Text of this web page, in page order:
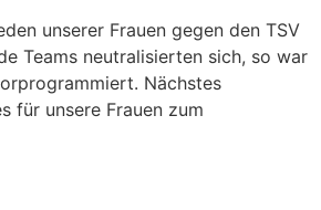
unserer Frauen gegen den TSV
Teams neutralisierten sich, so war
Nächstes
für unsere Frauen zum